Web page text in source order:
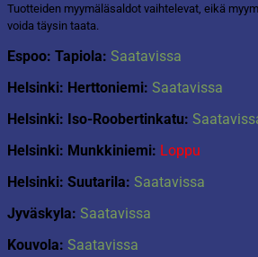
Tuotteiden myymäläsaldot vaihtelevat, eikä
voida täysin taata.
Espoo: Tapiola: Saatavissa
Helsinki: Herttoniemi: Saatavissa
Helsinki: Iso-Roobertinkatu:
Helsinki: Munkkiniemi: Loppu
Helsinki: Suutarila: Saatavissa
Jyväskyla: Saatavissa
Kouvola: Saatavissa